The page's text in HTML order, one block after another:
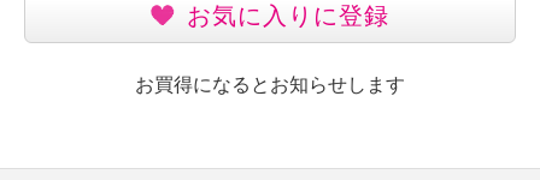
お気に入りに登録
お買得になるとお知らせします